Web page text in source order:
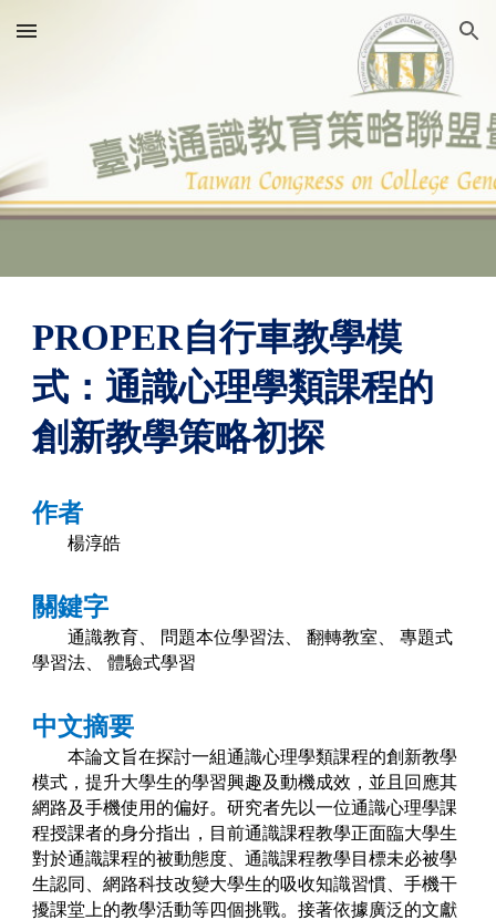
Skip to main content Skip to navigation
PROPER自行車教學模
式：通識心理學類課程的
創新教學策略初探
作者
楊淳皓
關鍵字
通識教育、 問題本位學習法、 翻轉教室、
專題式
學習法、
體驗式學習
中文摘要
本論文旨在探討一組通識心理學類課程的創新教學
模式，提升大學生的學習興趣及動機成效，並且回應其
網路及手機使用的偏好。研究者先以一位通識心理學課
程授課者的身分指出，目前通識課程教學正面臨大學生
對於通識課程的被動態度、通識課程教學目標未必被學
生認同、網路科技改變大學生的吸收知識習慣、手機干
擾課堂上的教學活動等四個挑戰。接著依據廣泛的文獻